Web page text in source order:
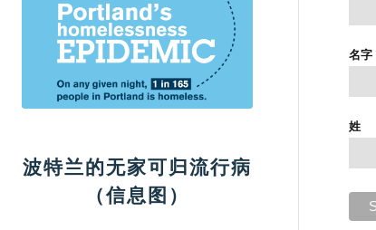
波特兰的无家可归流行病
（信息图）
名字
姓